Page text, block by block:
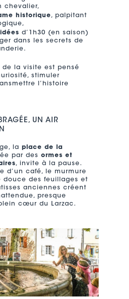
chevalier,
historique, palpitant
d’1h30 (en saison)
dans les secrets de
de la visite est pensé
stimuler
l’histoire
UN AIR
la
place de la
par des ormes et
, invite à la pause.
d’un café, le murmure
douce des feuillages et
anciennes créent
presque
cœur du Larzac.